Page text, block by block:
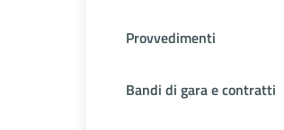
Provvedimenti
Bandi di gara e contratti